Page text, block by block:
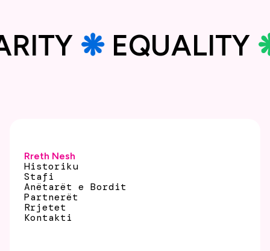
❋EQUALITY
Rreth Nesh
Historiku
Stafi
Anëtarët e Bordit
Partnerët
Rrjetet
Kontakti